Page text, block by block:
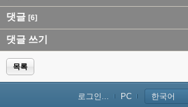
댓글 [6]
댓글 쓰기
목록
로그인... PC 한국어